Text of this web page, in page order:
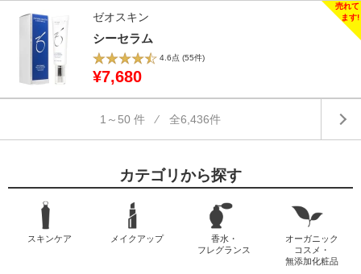
ゼオスキン
シーセラム
4.6点 (55件)
¥7,680
1～50 件 ⁄ 全6,436件
カテゴリから探す
スキンケア メイクアップ
香水・
フレグランス
オーガニック
コスメ・
無添加化粧品